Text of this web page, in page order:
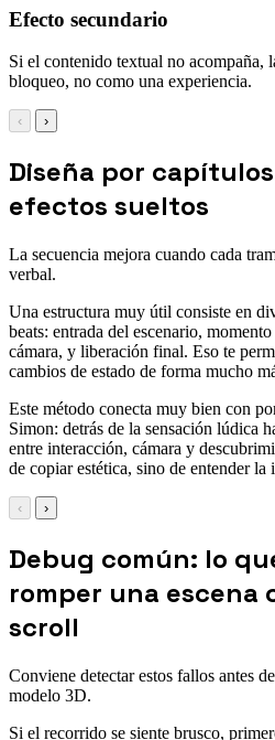
Efecto secundario
Si el contenido textual no acompaña,
bloqueo, no como una experiencia.
‹ ›
Diseña por
efectos sueltos
La secuencia mejora cuando cada
verbal.
Una estructura muy útil consiste en
beats: entrada del escenario,
cámara, y liberación final. Eso te
cambios de estado de forma mucho
Este método conecta muy bien con
Simon: detrás de la sensación lúdica
entre interacción, cámara y
de copiar estética, sino de entender la
‹ ›
Debug común: lo
romper una escena
scroll
Conviene detectar estos fallos antes
modelo 3D.
Si el recorrido se siente brusco,